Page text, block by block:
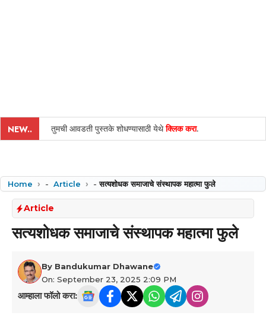
NEW.. तुमची आवडती पुस्तके शोधण्यासाठी येथेक्लिक करा.
Home - Article -सत्यशोधक समाजाचे संस्थापक महात्मा फुले
Article
सत्यशोधक समाजाचे संस्थापक महात्मा फुले
By Bandukumar Dhawane
On: September 23, 2025 2:09 PM
आम्हाला फॉलो करा: